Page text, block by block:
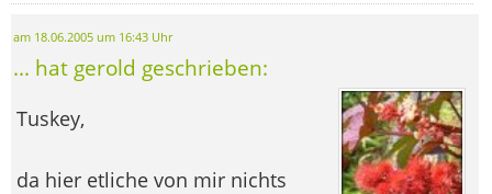
am 18.06.2005 um 16:43 Uhr
... hat gerold geschrieben:
Tuskey,
da hier etliche von mir nichts